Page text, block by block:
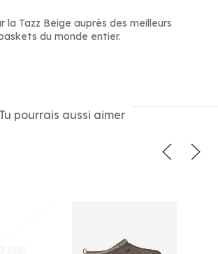
la Tazz Beige auprès des meilleurs
du monde entier.
Tu pourrais aussi aimer